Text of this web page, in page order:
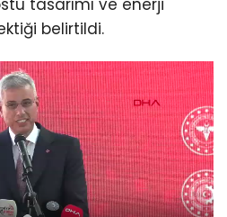
belirtildi.